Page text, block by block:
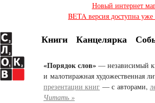
Новый интернет
BETA версия доступна
Книги Канцелярка
«Порядок слов» — независимый
и малотиражная художественная
презентации книг — с авторами,
Читать »